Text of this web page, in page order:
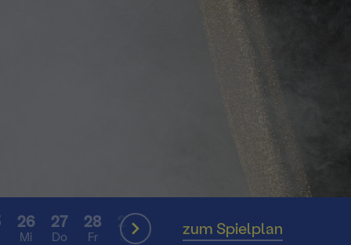
26
Mi
27
Do
28
Fr
29
Sa
30
Mo SEP
zum Spielplan